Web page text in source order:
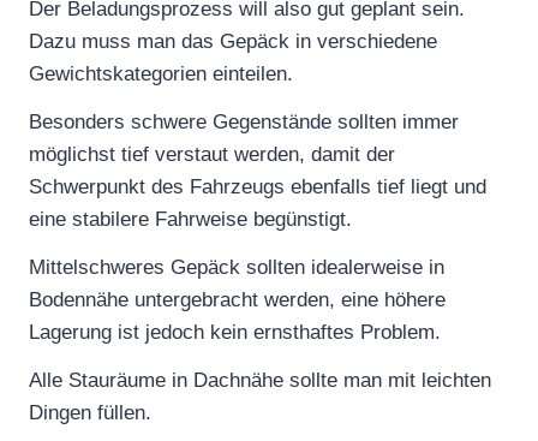
Der Beladungsprozess will also gut geplant sein.
Dazu muss man das Gepäck in verschiedene
Gewichtskategorien einteilen.
Besonders schwere Gegenstände sollten immer
möglichst tief verstaut werden, damit der
Schwerpunkt des Fahrzeugs ebenfalls tief liegt und
eine stabilere Fahrweise begünstigt.
Mittelschweres Gepäck sollten idealerweise in
Bodennähe untergebracht werden, eine höhere
Lagerung ist jedoch kein ernsthaftes Problem.
Alle Stauräume in Dachnähe sollte man mit leichten
Dingen füllen.